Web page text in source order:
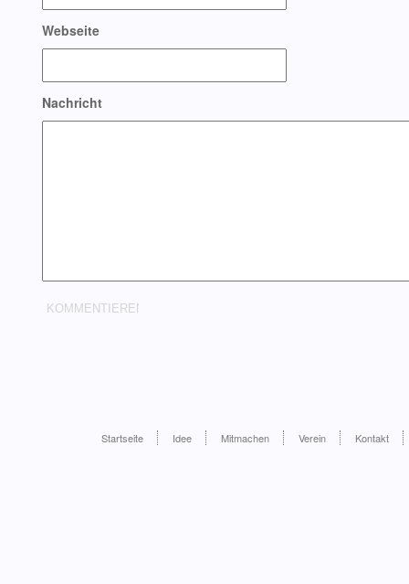
Webseite
Nachricht
Startseite Idee Mitmachen Verein Kontakt